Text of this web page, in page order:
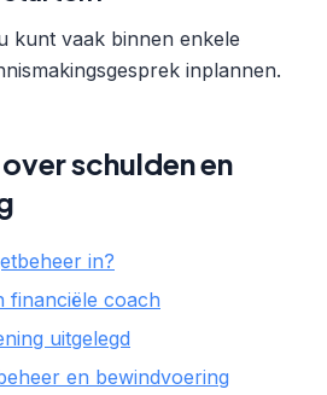
kunt vaak binnen enkele
inplannen.
schulden en
in?
financiële coach
uitgelegd
en bewindvoering